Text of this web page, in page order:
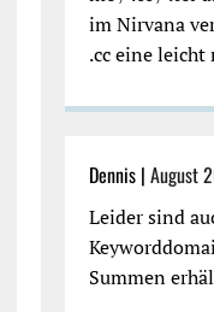
im Nirvana
.cc eine leicht
Dennis | August
Leider sind
Summen